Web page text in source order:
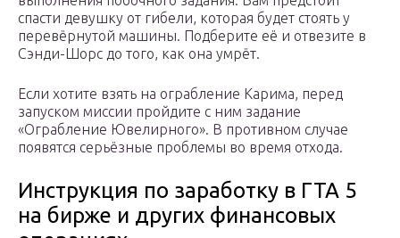
спасти девушку от гибели, которая будет стоять у
перевёрнутой машины. Подберите её и отвезите в
Сэнди-Шорс до того, как она умрёт.
Если хотите взять на ограбление Карима, перед
запуском миссии пройдите с ним задание
«Ограбление Ювелирного». В противном случае
появятся серьёзные проблемы во время отхода.
Инструкция по заработку в ГТА 5
на бирже и других финансовых